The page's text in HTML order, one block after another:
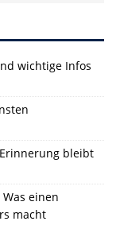
wichtige Infos
bleibt
einen
macht